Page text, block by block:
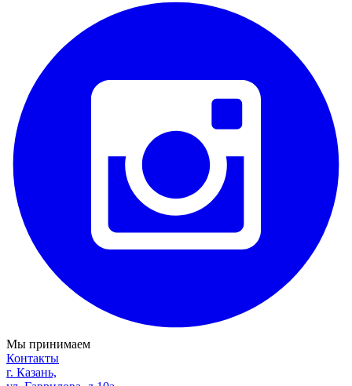
Мы принимаем
Контакты
г. Казань,